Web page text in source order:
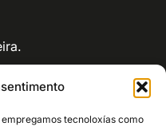
tecnoloxías como
de Burón